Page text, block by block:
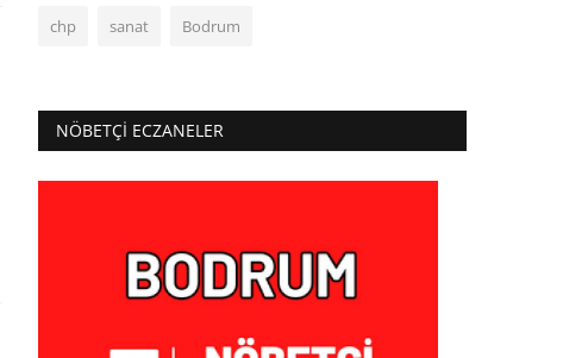
chp sanat Bodrum
NÖBETÇI ECZANELER